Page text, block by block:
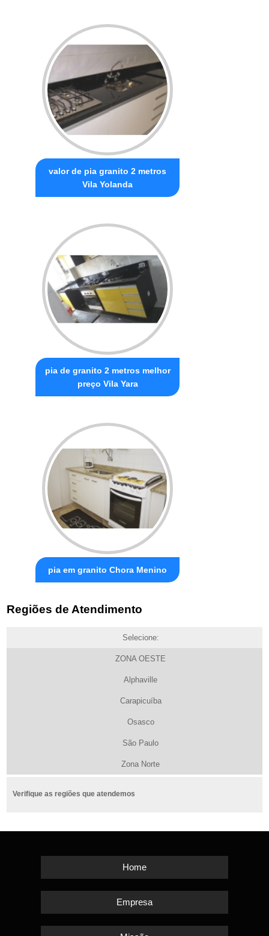
valor de pia granito 2 metros
Vila Yolanda
pia de granito 2 metros melhor
preço Vila Yara
pia em granito Chora Menino
Regiões de Atendimento
Selecione:
ZONA OESTE
Alphaville
Carapicuíba
Osasco
São Paulo
Zona Norte
Verifique as regiões que atendemos
Home
Empresa